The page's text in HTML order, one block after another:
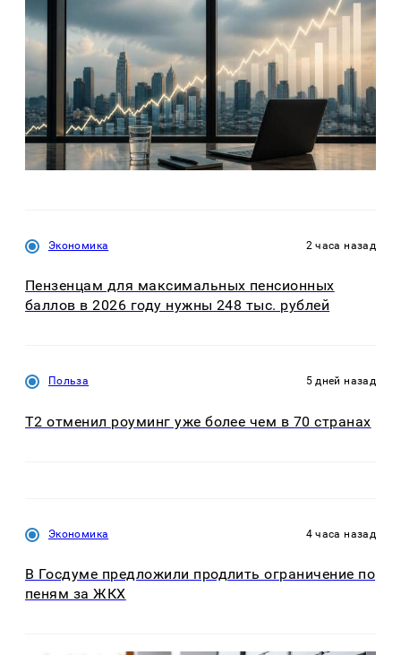
Экономика 2 часа назад
Пензенцам для максимальных пенсионных
баллов в 2026 году нужны 248 тыс. рублей
Польза 5 дней назад
Т2 отменил роуминг уже более чем в 70 странах
Экономика 4 часа назад
В Госдуме предложили продлить ограничение по
пеням за ЖКХ